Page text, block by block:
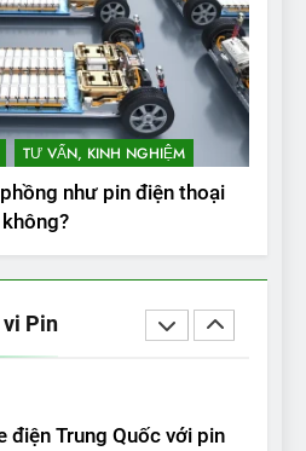
TƯ VẤN, KINH NGHIỆM
như pin điện thoại
không?
Pin
NGHIỆM PHẠM VI PIN
VF 8 chạy cao tốc
bao xa, mỗi kW điện đi
bao nhiêu km?
NGHIỆM PHẠM VI PIN
VF 5 di chuyển được
nhiêu km sau mỗi lần
đầy?
NGHIỆM PHẠM VI PIN
điện Trung Quốc với pin